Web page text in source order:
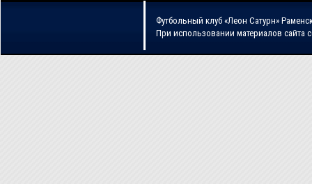
Футбольный клуб «Леон Сатурн»
При использовании материалов сайта